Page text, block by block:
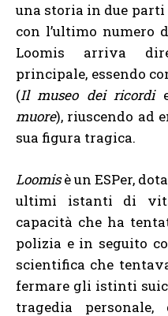
una storia in due
con l’ultimo numero
Loomis arriva
principale, essendo
(Il museo dei ricordi
muore), riuscendo ad
sua figura tragica.
Loomisè un ESPer,
ultimi istanti di
capacità che ha
polizia e in seguito
scientifica che
fermare gli istinti
tragedia